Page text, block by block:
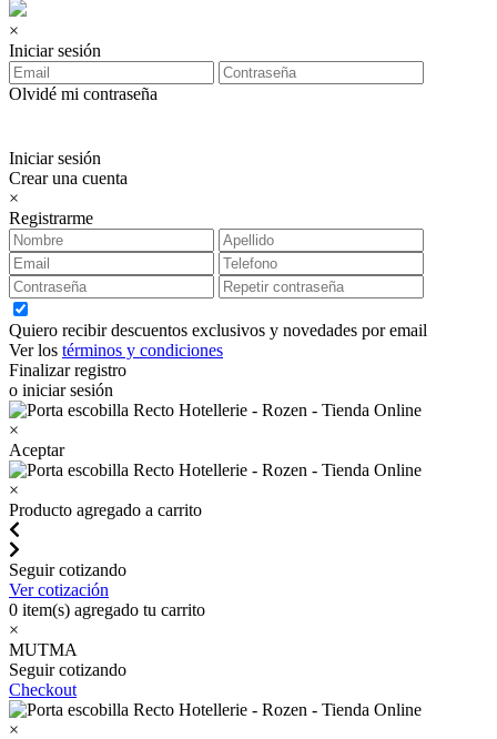
×
Iniciar sesión
Olvidé mi contraseña
Iniciar sesión
Crear una cuenta
×
Registrarme
Quiero recibir descuentos exclusivos y novedades por email
Ver los términos y condiciones
Finalizar registro
o iniciar sesión
×
Aceptar
×
Producto agregado a carrito
Seguir cotizando
Ver cotización
0 item(s) agregado tu carrito
×
MUTMA
Seguir cotizando
Checkout
×